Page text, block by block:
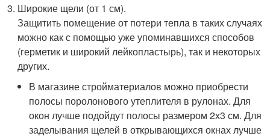
Широкие щели (от 1 см).
Защитить помещение от потери тепла в таких случаях
можно как с помощью уже упоминавшихся способов
(герметик и широкий лейкопластырь), так и некоторых
других.
В магазине стройматериалов можно приобрести
полосы поролонового утеплителя в рулонах. Для
окон лучше подойдут полосы размером 2х3 см. Для
заделывания щелей в открывающихся окнах лучше